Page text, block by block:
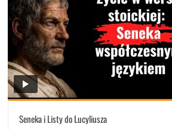
Seneka i Listy do Lucyliusza